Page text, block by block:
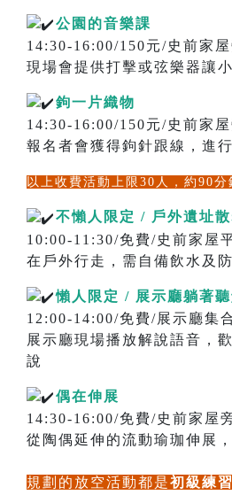
公園的音樂課
14:30-16:00/150元/史前家
現場會提供打擊或弦樂器讓
鉤一片織物
14:30-16:00/150元/史前家
報名者會獲得鉤針跟線，進
以上收費活動上限30人，約90分
不懶人限定 / 戶外遺址
10:00-11:30/免費/史前家屋
在戶外行走，需自備飲水及
懶人限定 / 展示廳躺著
12:00-14:00/免費/展示廳集
展示廳現場播放解說語音，
說
偶在伸展
14:30-16:00/免費/史前家屋
從陶偶延伸的流動瑜珈伸展
規劃的放空活動都是初級練習